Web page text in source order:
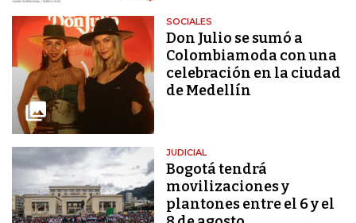
SOCIALES
Don Julio se sumó a
Colombiamoda con una
celebración en la ciudad
de Medellín
JUDICIAL
Bogotá tendrá
movilizaciones y
plantones entre el 6 y el